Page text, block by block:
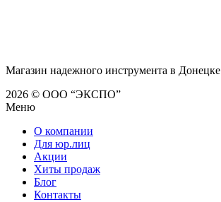
Магазин надежного инструмента в Донецке
2026 © ООО “ЭКСПО”
Меню
О компании
Для юр.лиц
Акции
Хиты продаж
Блог
Контакты